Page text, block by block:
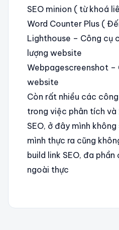
SEO minion ( từ khoá
Word Counter Plus (
Lighthouse – Công cụ
lượng website
Webpagescreenshot –
website
Còn rất nhiều các
trong việc phân tích và
SEO, ở đây mình
mình thực ra cũng
build link SEO, đa
ngoài thực